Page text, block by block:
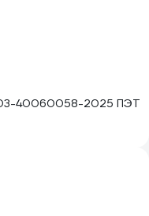
40060058-2025 ПЭТ